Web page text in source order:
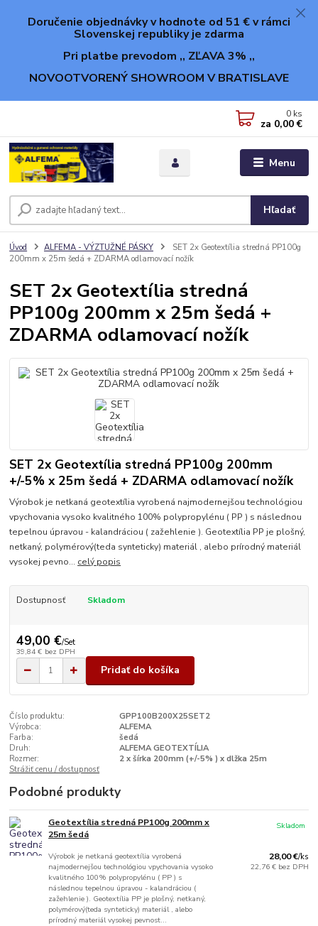
Doručenie objednávky v hodnote od 51 € v rámci
Slovenskej republiky je zdarma
Pri platbe prevodom ,, ZĽAVA 3% ,,
NOVOOTVORENÝ SHOWROOM V BRATISLAVE
Menu
Hľadať
0 ks
za 0,00 €
Úvod ALFEMA - VÝZTUŽNÉ PÁSKY
SET 2x Geotextília stredná PP100g
200mm x 25m šedá + ZDARMA odlamovací nožík
SET 2x Geotextília stredná
PP100g 200mm x 25m šedá +
ZDARMA odlamovací nožík
SET 2x Geotextília stredná PP100g 200mm
+/-5% x 25m šedá + ZDARMA odlamovací nožík
Výrobok je netkaná geotextília vyrobená najmodernejšou technológiou
vpychovania vysoko kvalitného 100% polypropylénu ( PP ) s následnou
tepelnou úpravou - kalandráciou ( zažehlenie ). Geotextília PP je plošný,
netkaný, polymérový(teda synteticky) materiál , alebo prírodný materiál
vysokej pevno... celý popis
Dostupnosť Skladom
49,00 €/Set
39,84 € bez DPH
Pridať do košíka
Číslo produktu:
GPP100B200X25SET2
Výrobca:
ALFEMA
Farba:
šedá
Druh:
ALFEMA GEOTEXTÍLIA
Rozmer:
2 x šírka 200mm (+/-5% ) x dlžka 25m
Strážiť cenu / dostupnosť
Podobné produkty
Geotextília stredná PP100g 200mm x
25m šedá
Výrobok je netkaná geotextília vyrobená
najmodernejšou technológiou vpychovania vysoko
kvalitného 100% polypropylénu ( PP ) s
následnou tepelnou úpravou - kalandráciou (
zažehlenie ). Geotextília PP je plošný, netkaný,
polymérový(teda synteticky) materiál , alebo
prírodný materiál vysokej pevnost...
28,00 €/ks
22,76 € bez DPH
Skladom